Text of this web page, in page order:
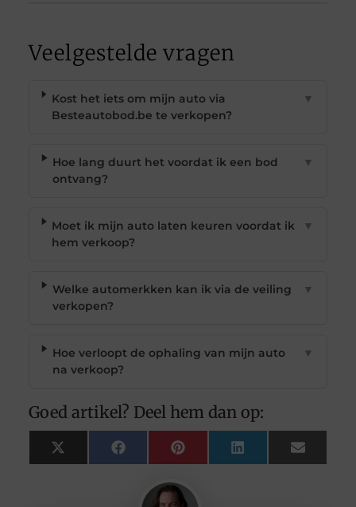
Veelgestelde vragen
Kost het iets om mijn auto via
Besteautobod.be te verkopen?
▼
Hoe lang duurt het voordat ik een bod
ontvang?
▼
Moet ik mijn auto laten keuren voordat ik
hem verkoop?
▼
Welke automerkken kan ik via de veiling
verkopen?
▼
Hoe verloopt de ophaling van mijn auto
na verkoop?
▼
Goed artikel? Deel hem dan op:
X
(Twitter)
FacebookPinterest LinkedIn Email